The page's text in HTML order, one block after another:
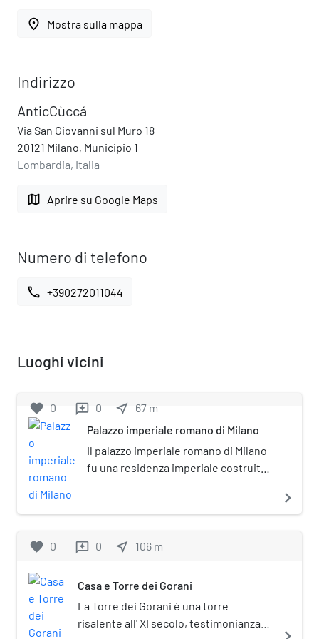
place Mostra sulla mappa
Indirizzo
AnticCùccá
Via San Giovanni sul Muro 18
20121 Milano, Municipio 1
Lombardia, Italia
map Aprire su Google Maps
Numero di telefono
call +390272011044
Luoghi vicini
favorite 0 reviews 0 near_me 67 m
Palazzo imperiale romano di Milano
Il palazzo imperiale romano di Milano
fu una residenza imperiale costruita
diventò capitale dell'Impero romano
d.C. al 402 d.C. Nell'occasione
monumenti, e una parte
considerevole della città (quella
occidentale, una vera e propria città
navigate_next
favorite 0 reviews 0 near_me 106 m
Casa e Torre dei Gorani
La Torre dei Gorani è una torre
risalente all' XI secolo, testimonianza